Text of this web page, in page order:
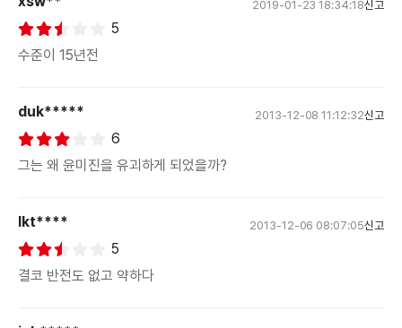
2019-01-23 18:34:18신고
5
수준이 15년전
duk***** 2013-12-08 11:12:32신고
6
그는 왜 윤미진을 유괴하게 되었을까?
lkt**** 2013-12-06 08:07:05신고
5
결코 반전도 없고 약하다